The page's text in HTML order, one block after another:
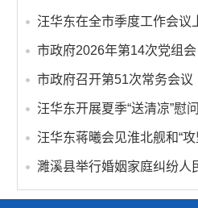
市政府召开第51次常务会议